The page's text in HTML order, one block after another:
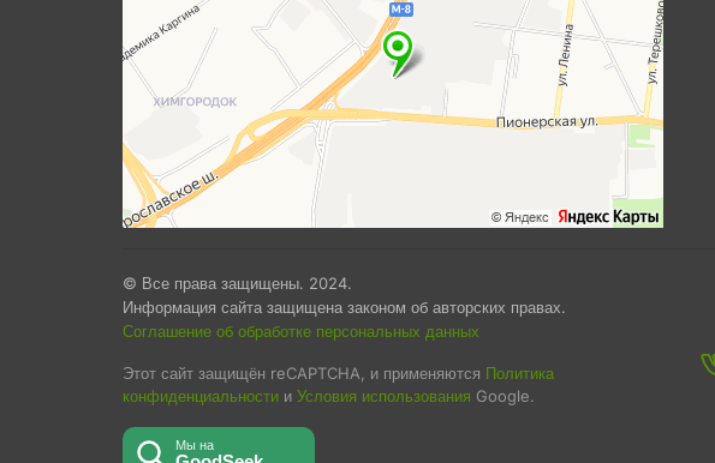
© Все права защищены. 2024.
Информация сайта защищена законом об авторских правах.
Соглашение об обработке персональных данных
Этот сайт защищён reCAPTCHA, и применяются Политика
конфиденциальности и Условия использования Google.